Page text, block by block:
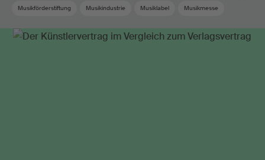
Musikförderstiftung Musikindustrie Musiklabel Musikmesse